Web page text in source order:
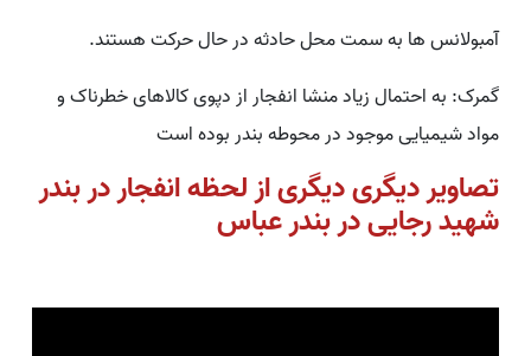
آمبولانس ها به سمت محل حادثه در حال حرکت هستند.
گمرک: به احتمال زیاد منشا انفجار از دپوی کالاهای خطرناک و
مواد شیمیایی موجود در محوطه بندر بوده است
تصاویر دیگری دیگری از لحظه انفجار در بندر
شهید رجایی در بندر عباس